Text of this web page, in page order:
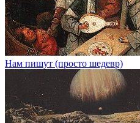
Нам пишут (просто шедевр)